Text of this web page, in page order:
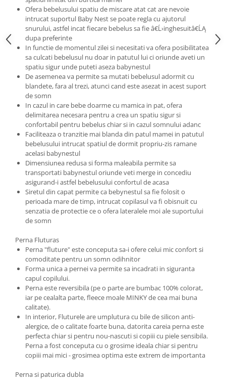
Triciclete copii si adulti
Trotinete copii si adulti
Biciclete fara pedale
Masinute fara pedale
Karturi si masinute cu pedale
Role copii si adulti
Masinute si motociclete electrice
Marsupii
Premergatoare
Skateboard
Scaune de biciclete copii
Baita, Igiena, Siguranta
Baie
Lenjerie mamici
Seturi de hranire
Joaca si sport exterior
Trambuline
Centre de joaca exterior
Patine de gheata
Patine gheata reglabile
Patine gheata fixe
Corturi si casute copii
Baschet
SANIUTE
Ofera bebelusului spatiu de miscare atat cat are nevoie
intrucat suportul Baby Nest se poate regla cu ajutorul
snurului, astfel incat fiecare bebelus sa fie â€Ĺ›inghesuitâ€ĹĄ
dupa preferinte
In functie de momentul zilei si necesitati va ofera posibilitatea
sa culcati bebelusul nu doar in patutul lui ci oriunde aveti un
spatiu sigur unde puteti aseza babynestul
De asemenea va permite sa mutati bebelusul adormit cu
blandete, fara al trezi, atunci cand este asezat in acest suport
de somn
In cazul in care bebe doarme cu mamica in pat, ofera
delimitarea necesara pentru a crea un spatiu sigur si
confortabil pentru bebelus chiar si in cazul somnului adanc
Faciliteaza o tranzitie mai blanda din patul mamei in patutul
bebelusului intrucat spatiul de dormit propriu-zis ramane
acelasi babynestul
Dimensiunea redusa si forma maleabila permite sa
transportati babynestul oriunde veti merge in concediu
asigurand-i astfel bebelusului confortul de acasa
Siretul din capat permite ca bebynestul sa fie folosit o
perioada mare de timp, intrucat copilasul va fi obisnuit cu
senzatia de protectie ce o ofera lateralele moi ale suportului
de somn
Perna Fluturas
Perna "fluture" este conceputa sa-i ofere celui mic confort si
comoditate pentru un somn odihnitor
Forma unica a pernei va permite sa incadrati in siguranta
capul copilului.
Perna este reversibila (pe o parte are bumbac 100% colorat,
iar pe cealalta parte, fleece moale MINKY de cea mai buna
calitate).
In interior, Fluturele are umplutura cu bile de silicon anti-
alergice, de o calitate foarte buna, datorita careia perna este
perfecta chiar si pentru nou-nascuti si copiii cu piele sensibila.
Perna a fost conceputa cu o grosime ideala chiar si pentru
copiii mai mici - grosimea optima este extrem de importanta
Perna si paturica dubla